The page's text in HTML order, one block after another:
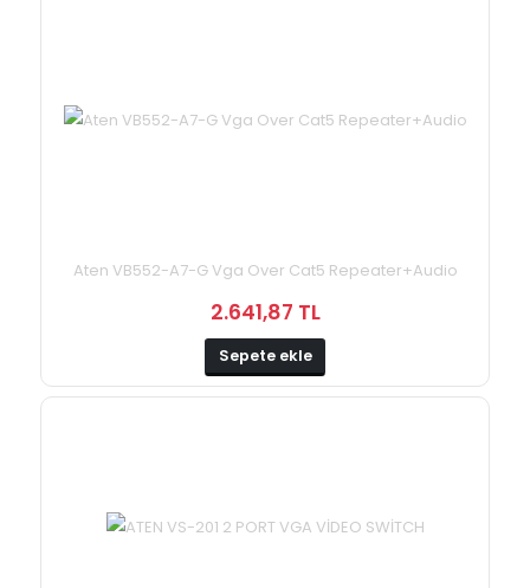
Aten VB552-A7-G Vga Over Cat5 Repeater+Audio
2.641,87 TL
Sepete ekle